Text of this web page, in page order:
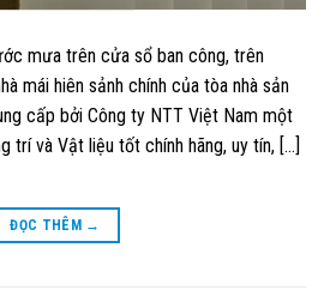
mưa trên cửa sổ ban công, trên
mái hiên sảnh chính của tòa nhà sản
cấp bởi Công ty NTT Việt Nam một
trí và Vật liệu tốt chính hãng, uy tín, […]
ĐỌC THÊM →